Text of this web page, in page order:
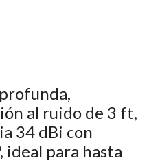
al ruido de 3 ft,
34 dBi con
ideal para hasta